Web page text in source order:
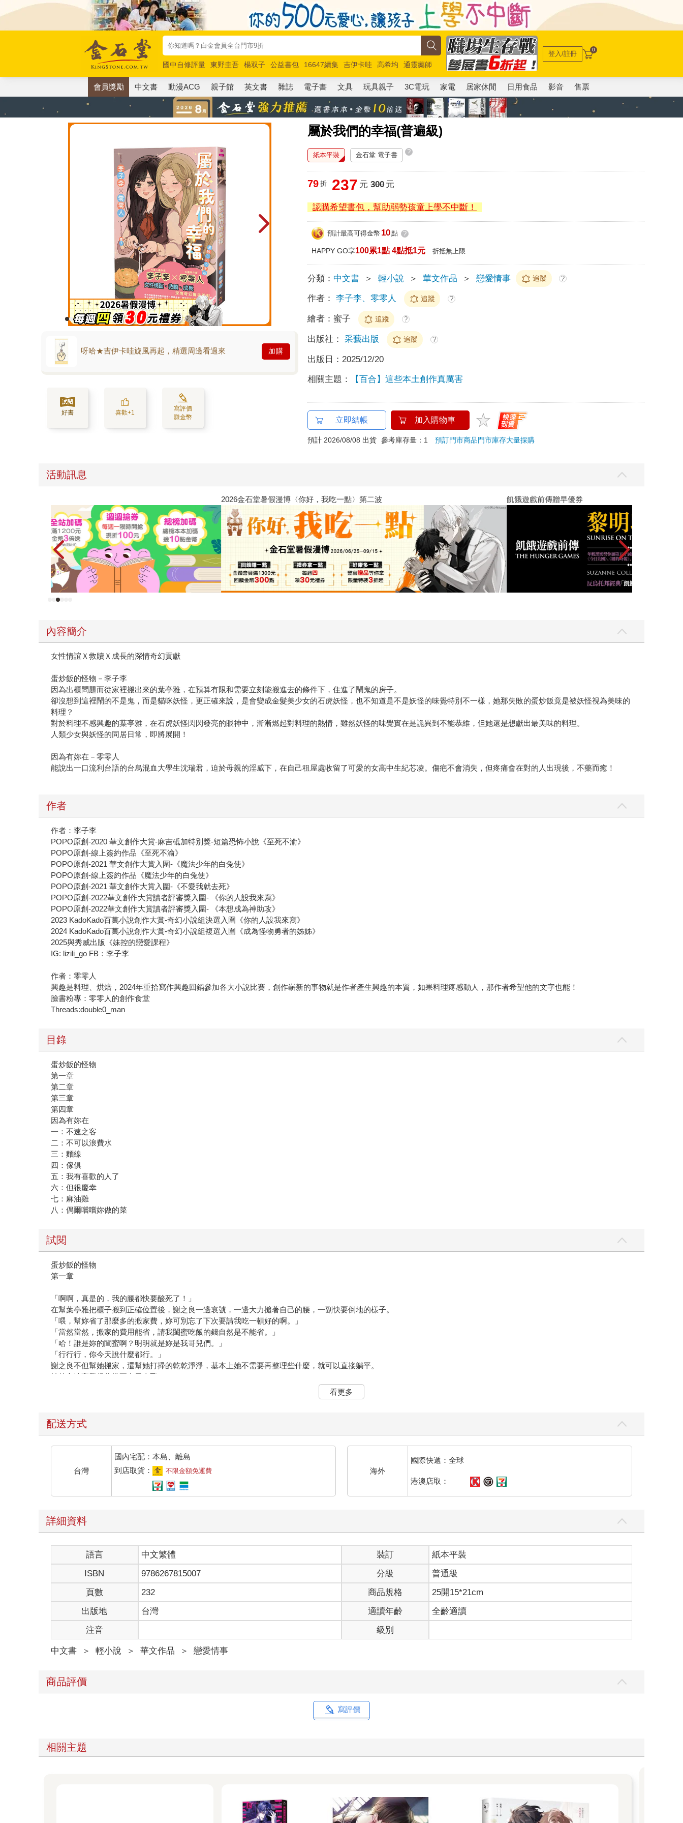
國中自修評量 東野圭吾 楊双子 公益書包 16647續集 吉伊卡哇 高希均
通靈藥師
唯紅花綻放
奧德賽 路邊攤新作 馬斯克 玩具總動員5 超慢跑
登入/註冊 0
會員獎勵 中文書 動漫ACG 親子館 英文書 雜誌 電子書 文具 玩具親子 3C電玩 家電 居家休閒 日用食品 影音 售票
屬於我們的幸福(普遍級)
呀哈★吉伊卡哇旋風再起，精選周邊看過來 加購
好書 喜歡+1
寫評價
賺金幣
紙本平裝 金石堂 電子書 ?
79 折 237 元 300元
認購希望書包，幫助弱勢孩童上學不中斷！
預計最高可得金幣 10點 ?
HAPPY GO享100累1點 4點抵1元 折抵無上限
分類： 中文書 ＞ 輕小說 ＞ 華文作品 ＞ 戀愛情事 追蹤 ?
作者： 李子李、零零人 追蹤 ?
繪者：蜜子 追蹤 ?
出版社： 采藝出版 追蹤 ?
出版日： 2025/12/20
相關主題： 【百合】這些本土創作真厲害
立即結帳 加入購物車
預計 2026/08/08 出貨 參考庫存量：1預訂門市商品門市庫存大量採購
活動訊息
飢餓遊戲前傳贈早優券
內容簡介
女性情誼Ｘ救贖Ｘ成長的深情奇幻貢獻
蛋炒飯的怪物－李子李
因為出櫃問題而從家裡搬出來的葉亭雅，在預算有限和需要立刻能搬進去的條件下，住進了鬧鬼的房子。
卻沒想到這裡鬧的不是鬼，而是貓咪妖怪，更正確來說，是會變成金髮美少女的石虎妖怪，也不知道是不是妖怪的味覺特別不一樣，她那失敗的蛋炒飯竟是被妖怪視為美味的
料理？
對於料理不感興趣的葉亭雅，在石虎妖怪閃閃發亮的眼神中，漸漸燃起對料理的熱情，雖然妖怪的味覺實在是詭異到不能恭維，但她還是想獻出最美味的料理。
人類少女與妖怪的同居日常，即將展開！
因為有妳在－零零人
能說出一口流利台語的台烏混血大學生沈瑞君，迫於母親的淫威下，在自己租屋處收留了可愛的女高中生紀芯凌。傷疤不會消失，但疼痛會在對的人出現後，不藥而癒！
作者
作者：李子李
POPO原創-2020 華文創作大賞-麻吉砥加特別獎-短篇恐怖小說《至死不渝》
POPO原創-線上簽約作品《至死不渝》
POPO原創-2021 華文創作大賞入圍-《魔法少年的白兔使》
POPO原創-線上簽約作品《魔法少年的白兔使》
POPO原創-2021 華文創作大賞入圍-《不愛我就去死》
POPO原創-2022華文創作大賞讀者評審獎入圍- 《你的人設我來寫》
POPO原創-2022華文創作大賞讀者評審獎入圍- 《本想成為神助攻》
2023 KadoKado百萬小說創作大賞-奇幻小說組決選入圍《你的人設我來寫》
2024 KadoKado百萬小說創作大賞-奇幻小說組複選入圍《成為怪物勇者的姊姊》
2025與秀威出版《妹控的戀愛課程》
IG: lizili_go FB：李子李
作者：零零人
興趣是料理、烘焙，2024年重拾寫作興趣回鍋參加各大小說比賽，創作嶄新的事物就是作者產生興趣的本質，如果料理疼感動人，那作者希望他的文字也能！
臉書粉專：零零人的創作食堂
Threads:double0_man
目錄
蛋炒飯的怪物
第一章
第二章
第三章
第四章
因為有妳在
一：不速之客
二：不可以浪費水
三：麵線
四：傢俱
五：我有喜歡的人了
六：但很慶幸
七：麻油雞
八：偶爾嚐嚐妳做的菜
試閱
蛋炒飯的怪物
第一章
「啊啊，真是的，我的腰都快要酸死了！」
在幫葉亭雅把櫃子搬到正確位置後，謝之良一邊哀號，一邊大力搥著自己的腰，一副快要倒地的樣子。
「喂，幫妳省了那麼多的搬家費，妳可別忘了下次要請我吃一頓好的啊。」
「當然當然，搬家的費用能省，請我閨蜜吃飯的錢自然是不能省。」
「哈！誰是妳的閨蜜啊？明明就是妳是我哥兒們。」
「行行行，你今天說什麼都行。」
謝之良不但幫她搬家，還幫她打掃的乾乾淨淨，基本上她不需要再整理些什麼，就可以直接躺平。
她的心情高興得彷彿要在天上飛了。
「妳都和家裡鬧翻了，還不改變心意嗎？」
的嘴巴，不用再被他們以異樣的眼光看待。」
「但我也說過了，那並不是結束。結了婚以後，就會被催著生孩子，然後不斷地被逼迫要遵從世人的眼光生活……如果我們以後都遇到了喜歡的人，那該怎麼辦？同性婚姻都
合法化了，我還是想要和喜歡的人結婚。」
她不想要妥協，也不想要逃避，所以她出櫃了。
長期抗戰下來還是無法說服父母，最後被趕出了家門，但她並不後悔。
解。
「自己的問題麻煩自己解決，不要把我牽扯進去。」
聞言，謝之良扯了扯嘴角，硬是露出了一抹笑，「是啊，妳說的沒有錯，我老是任性的希望有人能幫我解決問題……其實我很羨慕妳能那麼的瀟灑。」
謝之良的家裡很傳統，父母還都是在廟裡工作的，根本無法接受這種事情。
他說不出口，僅能時不時的向她提議。
知道他的難處，葉亭雅並不覺得自己被冒犯，淡淡地說：「若有天你無處可去，我這裡也不是不能塞兩個人。」
「算了吧！都是成年人了，也不至於流落街頭吧？妳還是把位子留給妳未來的女朋友。」謝之良咧嘴大笑，彷彿剛才一臉低落的不是他。
「說起來，我拜託你的東西，你有帶來嗎？」
「喔，妳不說，我差點就忘了。」
謝良之從口袋掏出了一個紅色的平安符遞給她。
「已經幫妳過爐加持過了，不過妳怎麼突然又要了？以前說要幫妳求平安符的時候，妳都說妳沒有在信這個。」
葉亭雅接過平安符時，手微微一僵，好在臉上的表情並沒有露出破綻，「畢竟換了新的生活環境，多少覺得有點不安。」
「也是啦，而且妳又是一個女孩子住。」謝良之點了點頭表示理解，「如果之後有什麼需要幫忙的地方再喊我吧。」
關上大門以後，葉亭雅深吸了一口氣，神色複雜地看向手裡的平安符。
說到鬧鬼，刻板印象應該是破破爛爛又髒兮兮的吧？可這間公寓並不是這樣。
裝潢美觀，燈光明亮，空間充足。
公寓附近有一家超市，走路五分鐘就能到，很順利地就為冰箱添購了不少食材。
看更多
配送方式
台灣
國內宅配：本島、離島
到店取貨：
不限金額免運費 海外
國際快遞：全球
港澳店取：
詳細資料
語言 中文繁體 裝訂
紙本平裝
ISBN
9786267815007 分級
普通級
頁數
232 商品規格
25開15*21cm
出版地
台灣 適讀年齡
全齡適讀
注音
級別
中文書 ＞ 輕小說 ＞ 華文作品 ＞ 戀愛情事
商品評價
寫評價
相關主題